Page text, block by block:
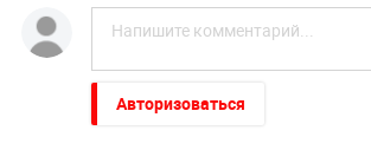
Авторизоваться